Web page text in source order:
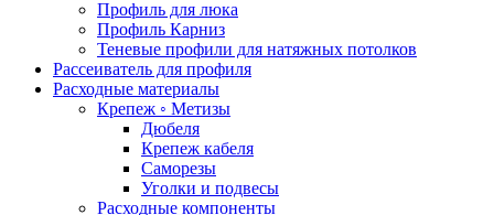
Профиль для люка
Профиль Карниз
Теневые профили для натяжных потолков
Рассеиватель для профиля
Расходные материалы
Крепеж ◦ Метизы
Дюбеля
Крепеж кабеля
Саморезы
Уголки и подвесы
Расходные компоненты